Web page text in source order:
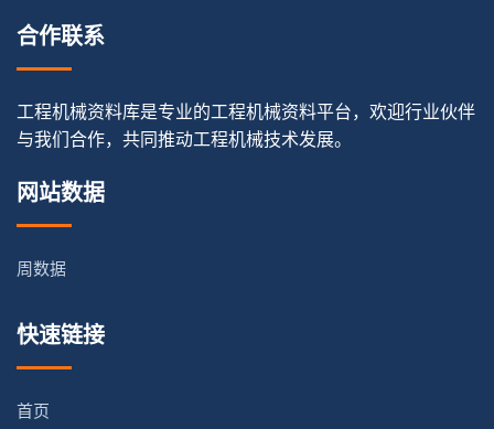
合作联系
工程机械资料库是专业的工程机械资料平台，欢迎行业伙伴
与我们合作，共同推动工程机械技术发展。
网站数据
周数据
快速链接
首页